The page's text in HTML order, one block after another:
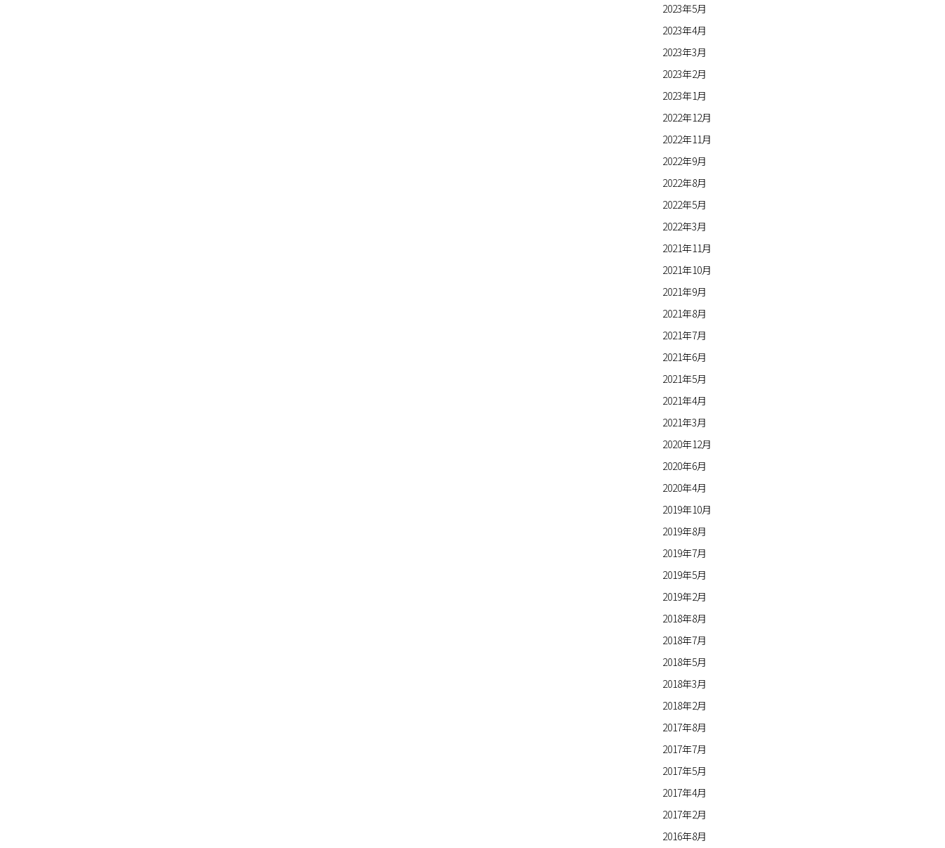
2023年5月
2023年4月
2023年3月
2023年2月
2023年1月
2022年12月
2022年11月
2022年9月
2022年8月
2022年5月
2022年3月
2021年11月
2021年10月
2021年9月
2021年8月
2021年7月
2021年6月
2021年5月
2021年4月
2021年3月
2020年12月
2020年6月
2020年4月
2019年10月
2019年8月
2019年7月
2019年5月
2019年2月
2018年8月
2018年7月
2018年5月
2018年3月
2018年2月
2017年8月
2017年7月
2017年5月
2017年4月
2017年2月
2016年8月